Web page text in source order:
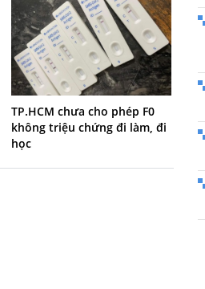
TP.HCM chưa cho phép F0
không triệu chứng đi làm, đi
học